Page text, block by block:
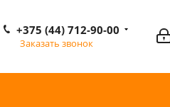
+375 (44) 712-90-00
Заказать звонок